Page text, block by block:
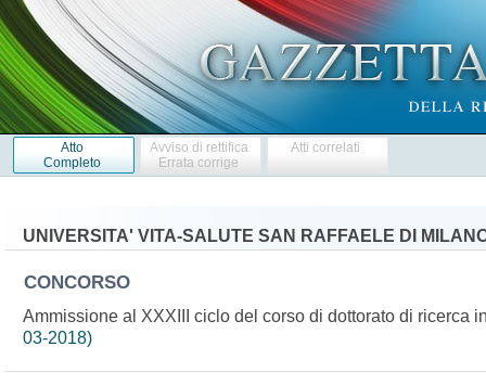
Atto
Completo
Avviso di rettifica
Errata corrige
Atti correlati
UNIVERSITA' VITA-SALUTE SAN RAFFAELE DI
CONCORSO
Ammissione al XXXIII ciclo del corso di dottorato di ricerca
03-2018)